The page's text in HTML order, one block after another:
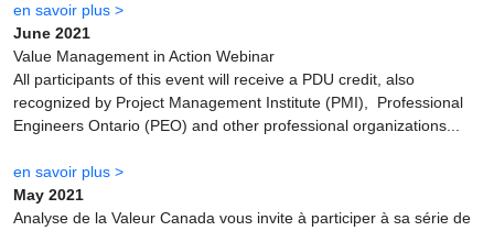
en savoir plus >
June 2021
Value Management in Action Webinar
All participants of this event will receive a PDU credit, also
recognized by Project Management Institute (PMI), Professional
Engineers Ontario (PEO) and other professional organizations...
en savoir plus >
May 2021
Analyse de la Valeur Canada vous invite à participer à sa série de